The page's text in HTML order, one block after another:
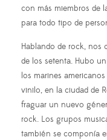
con más miembros de
para todo tipo de
Hablando de rock, nos
de los setenta. Hubo un
los marines
vinilo, en la ciudad de
fraguar un nuevo
rock. Los grupos
también se componía